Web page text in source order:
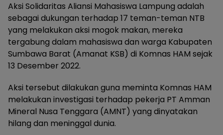
Aksi Solidaritas Aliansi Mahasiswa Lampung adalah
sebagai dukungan terhadap 17 teman-teman NTB
yang melakukan aksi mogok makan, mereka
tergabung dalam mahasiswa dan warga Kabupaten
Sumbawa Barat (Amanat KSB) di Komnas HAM sejak
13 Desember 2022.
Aksi tersebut dilakukan guna meminta Komnas HAM
melakukan investigasi terhadap pekerja PT Amman
Mineral Nusa Tenggara (AMNT) yang dinyatakan
hilang dan meninggal dunia.